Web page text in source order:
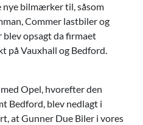
bilmærker til, såsom
Commer lastbiler og
opsagt da firmaet
på Vauxhall og Bedford.
Opel, hvorefter den
Bedford, blev nedlagt i
at Gunner Due Biler i vores